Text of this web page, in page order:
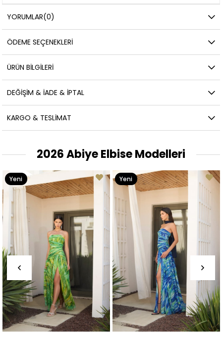
YORUMLAR(0)
ÖDEME SEÇENEKLERI
ÜRÜN BILGILERI
DEĞIŞIM & İADE & İPTAL
KARGO & TESLIMAT
2026 Abiye Elbise Modelleri
Yeni
Ürün
Yeni
Ürün